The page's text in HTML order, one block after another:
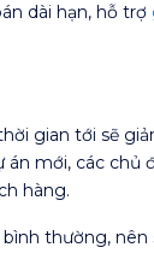
dài hạn, hỗ trợ
gian tới sẽ
mới, các
hàng.
thường,